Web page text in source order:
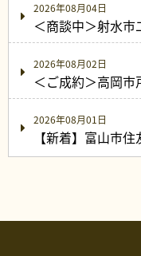
2026年08月04日
＜商談中＞射水市
2026年08月02日
＜ご成約＞高岡市
2026年08月01日
【新着】富山市